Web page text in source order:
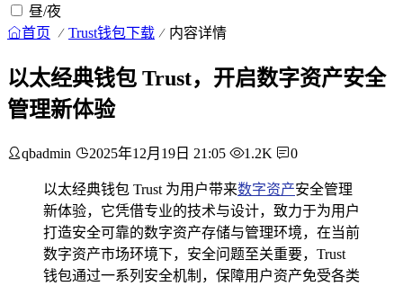
昼/夜
首页 Trust钱包下载 内容详情
以太经典钱包 Trust，开启数字资产安全
管理新体验
qbadmin 2025年12月19日 21:05 1.2K 0
以太经典钱包 Trust 为用户带来数字资产安全管理
新体验，它凭借专业的技术与设计，致力于为用户
打造安全可靠的数字资产存储与管理环境，在当前
数字资产市场环境下，安全问题至关重要，Trust
钱包通过一系列安全机制，保障用户资产免受各类